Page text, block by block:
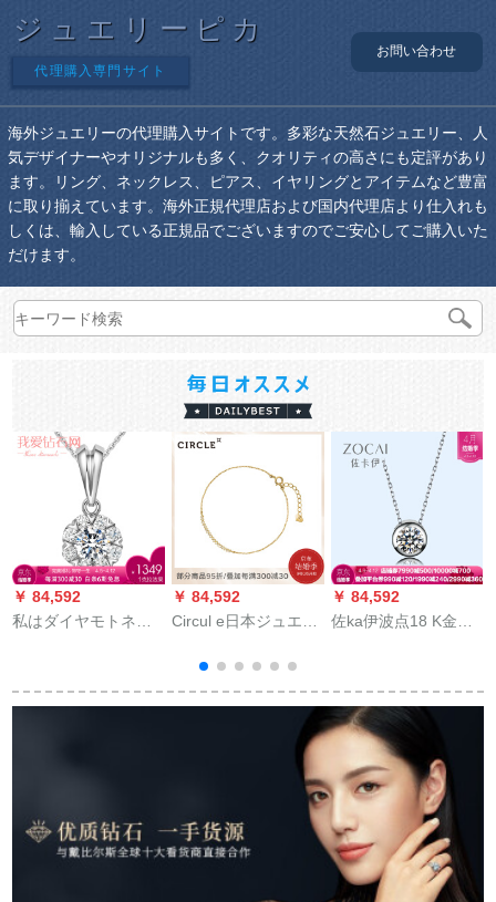
ジュエリーピカ
代理購入専門サイト
お問い合わせ
海外ジュエリーの代理購入サイトです。多彩な天然石ジュエリー、人
気デザイナーやオリジナルも多く、クオリティの高さにも定評があり
ます。リング、ネックレス、ピアス、イヤリングとアイテムなど豊富
に取り揃えています。海外正規代理店および国内代理店より仕入れも
しくは、輸入している正規品でございますのでご安心してご購入いた
だけます。
￥ 84,592
私はダイヤモトネの
金のネリングをつる
￥ 84,592
Circul e日本ジュエリ
ヤモルド群モザイク
ダヤモザイクド
￥ 84,592
佐ka伊波点18 K金ダ
リングは、彼女の宝
石その他のパンをプ
レゼにします。オー
ーンのカステラサー
ビスに连络してくだ
さい。